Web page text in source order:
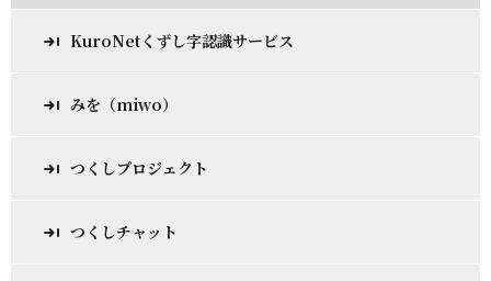
KuroNetくずし字認識サービス
みを（miwo）
つくしプロジェクト
つくしチャット